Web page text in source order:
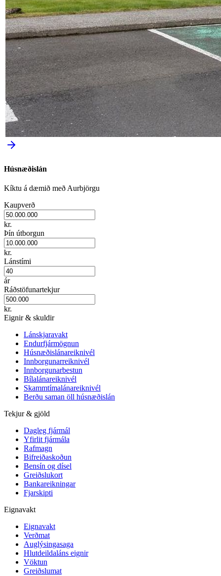
Húsnæðislán
Kíktu á dæmið með Aurbjörgu
Kaupverð
kr.
Þín útborgun
kr.
Lánstími
ár
Ráðstöfunartekjur
kr.
Eignir & skuldir
Lánskjaravakt
Endurfjármögnun
Húsnæðislánareiknivél
Innborgunarreiknivél
Innborgunarbestun
Bílalánareiknivél
Skammtímalánareiknivél
Berðu saman öll húsnæðislán
Tekjur & gjöld
Dagleg fjármál
Yfirlit fjármála
Rafmagn
Bifreiðaskoðun
Bensín og dísel
Greiðslukort
Bankareikningar
Fjarskipti
Eignavakt
Eignavakt
Verðmat
Auglýsingasaga
Hlutdeildaláns eignir
Vöktun
Greiðslumat